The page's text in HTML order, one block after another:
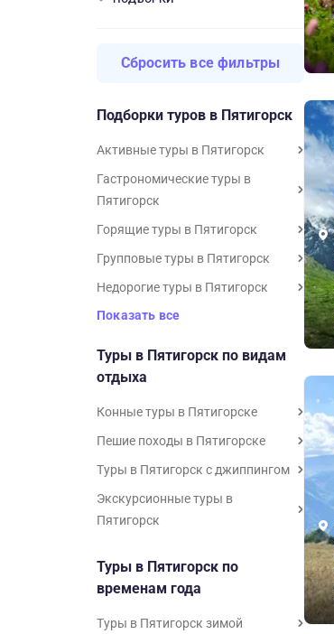
Сбросить все фильтры
Подборки туров в Пятигорск
Активные туры в Пятигорск
Гастрономические туры в
Пятигорск
Горящие туры в Пятигорск
Групповые туры в Пятигорск
Недорогие туры в Пятигорск
Показать все
Туры в Пятигорск по видам
отдыха
Конные туры в Пятигорске
Пешие походы в Пятигорске
Туры в Пятигорск с джиппингом
Экскурсионные туры в
Пятигорск
Туры в Пятигорск по
временам года
Туры в Пятигорск зимой